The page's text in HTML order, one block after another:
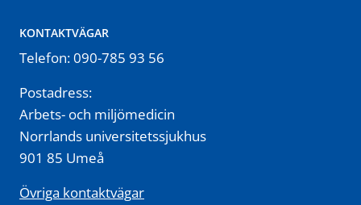
KONTAKTVÄGAR
Telefon: 090-785 93 56
Postadress:
Arbets- och miljömedicin
Norrlands universitetssjukhus
901 85 Umeå
Övriga kontaktvägar